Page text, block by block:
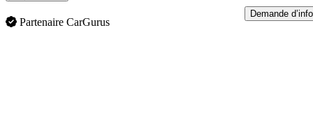
Partenaire CarGurus
Demande d’info